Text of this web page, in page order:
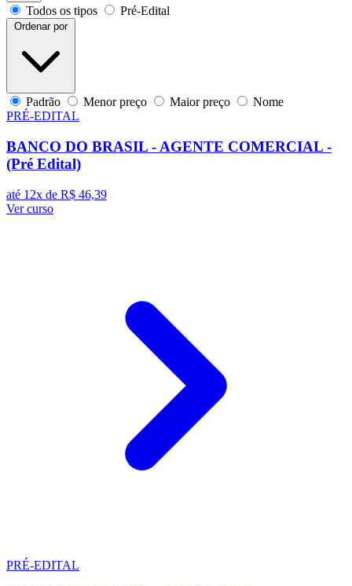
Todos os tipos Pré-Edital
Ordenar por
Padrão Menor preço Maior preço
Nome
PRÉ-EDITAL
BANCO DO BRASIL - AGENTE COMERCIAL -
(Pré Edital)
até 12x de R$ 46,39
Ver curso
PRÉ-EDITAL